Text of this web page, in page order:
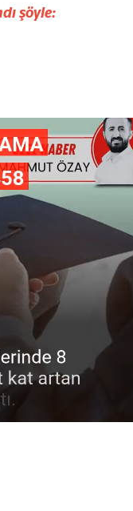
şöyle: